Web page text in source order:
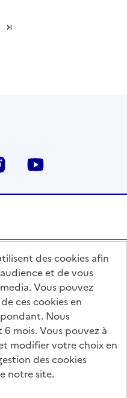
suivante
LinkedInsur Facebook
Le ministère sur
des cookies afin
et de vous
Vous pouvez
ces cookies en
Nous
mois. Vous pouvez à
modifier votre choix en
des cookies
notre site.